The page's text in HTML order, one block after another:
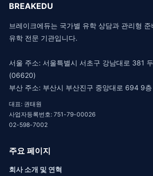
BREAKEDU
브레이크에듀는 국가별 유학 상담과 관리형
유학 전문 기관입니다.
서울 주소: 서울특별시 서초구 강남대로 381
(06620)
부산 주소: 부산시 부산진구 중앙대로 694 9
대표: 권태원
사업자등록번호: 751-79-00026
02-598-7002
주요 페이지
회사 소개 및 연혁